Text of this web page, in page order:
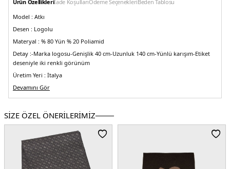
Ürün Özellikleriİade KoşullarıÖdeme SeçenekleriBeden Tablosu
Model : Atkı
Desen : Logolu
Materyal : % 80 Yün % 20 Poliamid
Detay :-Marka logosu-Genişlik 40 cm-Uzunluk 140 cm-Yünlü karışım-Etiket
deseniyle iki renkli görünüm
Üretim Yeri : İtalya
5DK150527099032.135
Devamını Gör
SİZE ÖZEL ÖNERİLERİMİZ